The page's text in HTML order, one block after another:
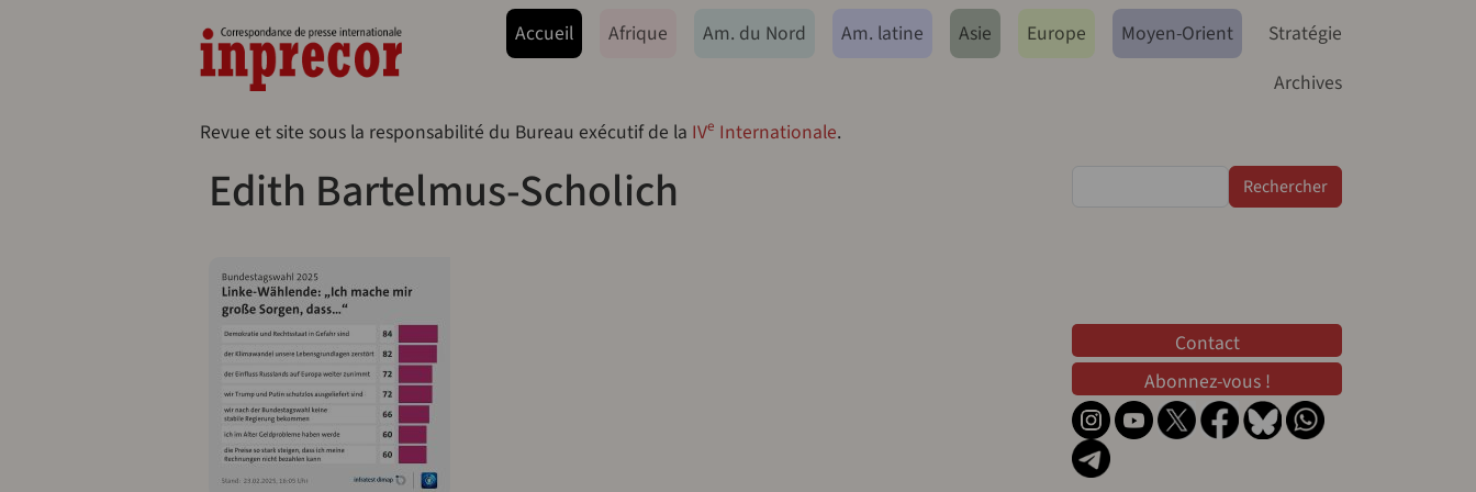
Navegação principal
Accueil Afrique Am. du Nord Am. latine Asie Europe Moyen-Orient
Stratégie
Archives
Revue et site sous la responsabilité du Bureau exécutif de la IVe Internationale.
Edith Bartelmus-Scholich
Contact
Abonnez-vous !